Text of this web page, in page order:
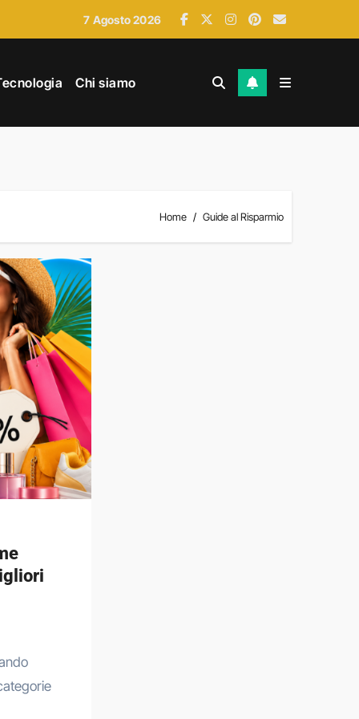
7 Agosto 2026
Chi siamo
Home Guide al Risparmio